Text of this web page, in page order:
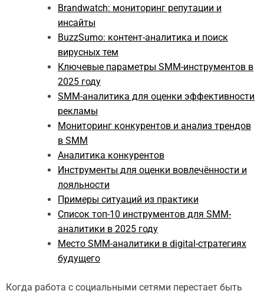
Brandwatch: мониторинг репутации и
инсайты
BuzzSumo: контент-аналитика и поиск
вирусных тем
Ключевые параметры SMM-инструментов в
2025 году
SMM-аналитика для оценки эффективности
рекламы
Мониторинг конкурентов и анализ трендов
в SMM
Аналитика конкурентов
Инструменты для оценки вовлечённости и
лояльности
Примеры ситуаций из практики
Список топ-10 инструментов для SMM-
аналитики в 2025 году
Место SMM-аналитики в digital-стратегиях
будущего
Когда работа с социальными сетями перестает быть